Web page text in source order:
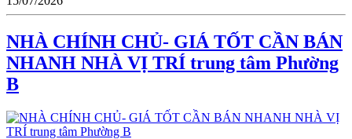
NHÀ CHÍNH CHỦ- GIÁ TỐT CẦN BÁN
NHANH NHÀ VỊ TRÍ trung tâm Phường
B